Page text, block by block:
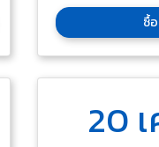
ซื้
20